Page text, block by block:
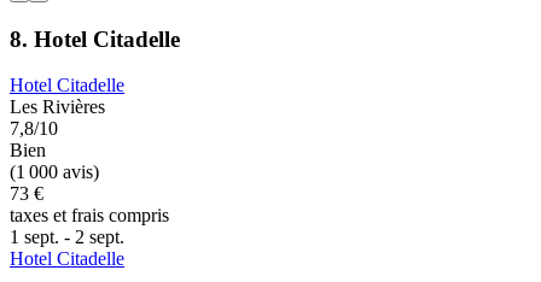
8. Hotel Citadelle
Hotel Citadelle
Les Rivières
7,8/10
Bien
(1 000 avis)
73 €
taxes et frais compris
1 sept. - 2 sept.
Hotel Citadelle